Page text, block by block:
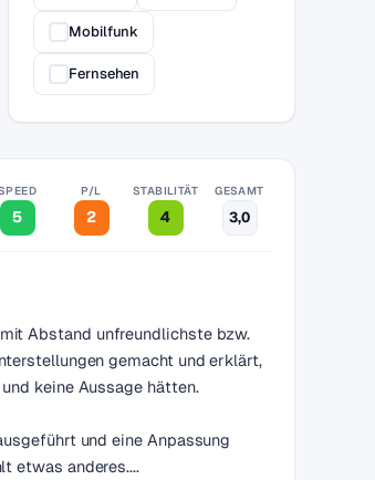
Mobilfunk
Fernsehen
5
P/L
2
STABILITÄT
4
GESAMT
3,0
Abstand unfreundlichste bzw.
gemacht und erklärt,
keine Aussage hätten.
und eine Anpassung
etwas anderes....